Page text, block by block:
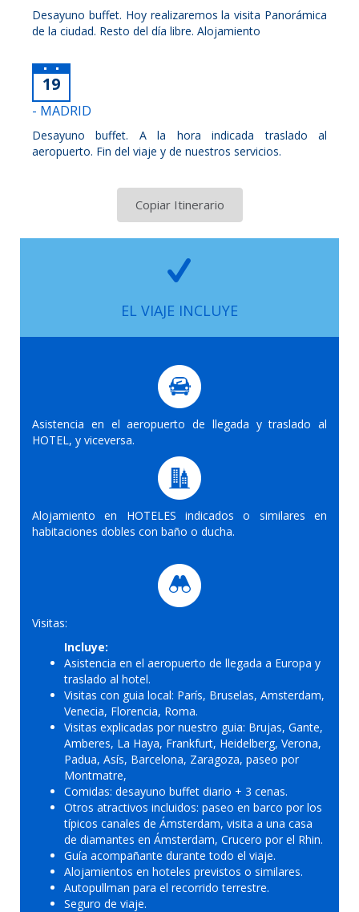
Desayuno buffet. Hoy realizaremos la visita Panorámica
de la ciudad. Resto del día libre. Alojamiento
19
- MADRID
Desayuno buffet. A la hora indicada traslado al
aeropuerto. Fin del viaje y de nuestros servicios.
Copiar Itinerario
EL VIAJE INCLUYE
Asistencia en el aeropuerto de llegada y traslado al
HOTEL, y viceversa.
Alojamiento en HOTELES indicados o similares en
habitaciones dobles con baño o ducha.
Visitas:
Incluye:
Asistencia en el aeropuerto de llegada a Europa y
traslado al hotel.
Visitas con guia local: París, Bruselas, Amsterdam,
Venecia, Florencia, Roma.
Visitas explicadas por nuestro guia: Brujas, Gante,
Amberes, La Haya, Frankfurt, Heidelberg, Verona,
Padua, Asís, Barcelona, Zaragoza, paseo por
Montmatre,
Comidas: desayuno buffet diario + 3 cenas.
Otros atractivos incluidos: paseo en barco por los
típicos canales de Ámsterdam, visita a una casa
de diamantes en Ámsterdam, Crucero por el Rhin.
Guía acompañante durante todo el viaje.
Alojamientos en hoteles previstos o similares.
Autopullman para el recorrido terrestre.
Seguro de viaje.